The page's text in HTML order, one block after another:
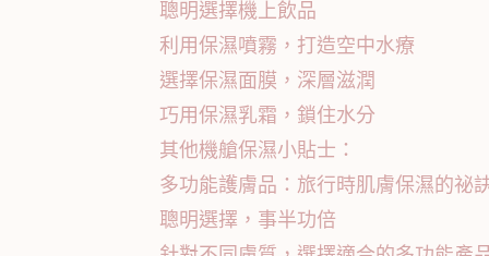
聰明選擇機上飲品
利用保濕噴霧，打造空中水療
選擇保濕面膜，深層滋潤
巧用保濕乳霜，鎖住水分
其他機艙保濕小貼士：
多功能護膚品：旅行時肌膚保濕的祕
聰明選擇，事半功倍